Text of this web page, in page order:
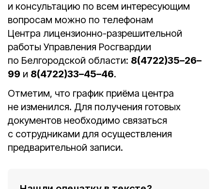
и консультацию по всем интересующим
вопросам можно по телефонам
Центра лицензионно-разрешительной
работы Управления Росгвардии
по Белгородской области: 8(4722)35–26–
99 и 8(4722)33–45–46.
Отметим, что график приёма центра
не изменился. Для получения готовых
документов необходимо связаться
с сотрудниками для осуществления
предварительной записи.